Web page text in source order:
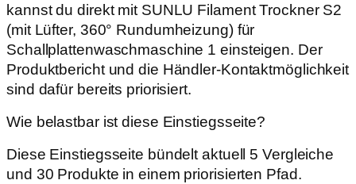
kannst du direkt mit SUNLU Filament Trockner S2
(mit Lüfter, 360° Rundumheizung) für
Schallplattenwaschmaschine 1 einsteigen. Der
Produktbericht und die Händler-Kontaktmöglichkeit
sind dafür bereits priorisiert.
Wie belastbar ist diese Einstiegsseite?
Diese Einstiegsseite bündelt aktuell 5 Vergleiche
und 30 Produkte in einem priorisierten Pfad.